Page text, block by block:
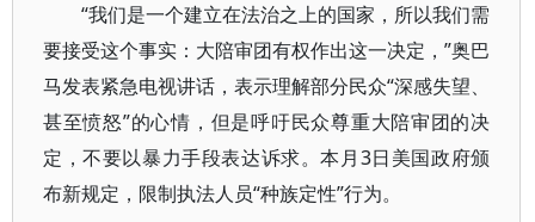
“我们是一个建立在法治之上的国家，所以我们需
要接受这个事实：大陪审团有权作出这一决定，”奥巴
马发表紧急电视讲话，表示理解部分民众“深感失望、
甚至愤怒”的心情，但是呼吁民众尊重大陪审团的决
定，不要以暴力手段表达诉求。本月3日美国政府颁
布新规定，限制执法人员“种族定性”行为。